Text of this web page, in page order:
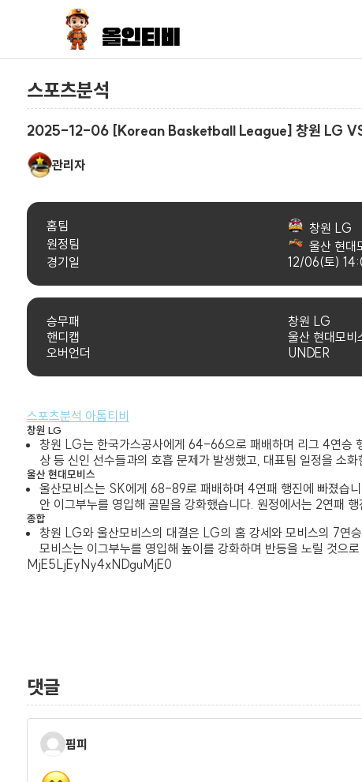
스포츠분석
2025-12-06 [Korean Basketball League] 창원 LG VS
관리자
홈팀
창원 LG
원정팀
울산 현대
경기일
12/06(토)
승무패 창원 LG
핸디캡
울산 현대모비
오버언더
UNDER
스포츠분석 아톰티비
창원 LG
창원 LG는 한국가스공사에게 64-66으로 패배하며 리그 4연승
상 등 신인 선수들과의 호흡 문제가 발생했고, 대표팀 일정을 소
울산 현대모비스
울산모비스는 SK에게 68-89로 패배하며 4연패 행진에 빠졌습
안 이그부누를 영입해 골밑을 강화했습니다. 원정에서는 2연패
종합
창원 LG와 울산모비스의 대결은 LG의 홈 강세와 모비스의 7연
모비스는 이그부누를 영입해 높이를 강화하며 반등을 노릴 것으
MjE5LjEyNy4xNDguMjE0
댓글
핌피